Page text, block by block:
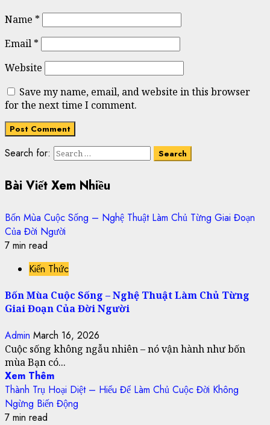
Name *
Email *
Website
Save my name, email, and website in this browser
for the next time I comment.
Search for:
Bài Viết Xem Nhiều
Bốn Mùa Cuộc Sống – Nghệ Thuật Làm Chủ Từng Giai Đoạn
Của Đời Người
7 min read
Kiến Thức
Bốn Mùa Cuộc Sống – Nghệ Thuật Làm Chủ Từng
Giai Đoạn Của Đời Người
Admin March 16, 2026
Cuộc sống không ngẫu nhiên – nó vận hành như bốn
mùa Bạn có...
Xem Thêm
Thành Trụ Hoại Diệt – Hiểu Để Làm Chủ Cuộc Đời Không
Ngừng Biến Động
7 min read